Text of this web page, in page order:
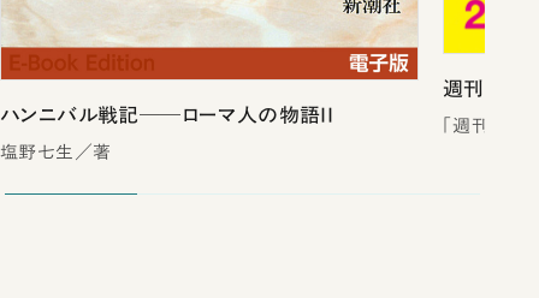
ハンニバル戦記──ローマ人の物語II
塩野七生／著
週刊新潮
「週刊新潮